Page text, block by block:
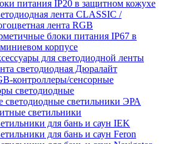
питания IP20 в защитном кожухе
лента CLASSIC /
лента RGB
блоки питания IP67 в
корпусе
для светодиодной ленты
светодиодная Дюралайт
контроллеры/сенсорные
светодиодные
светильники ЭРА
светильники
для бань и саун IEK
для бань и саун Feron